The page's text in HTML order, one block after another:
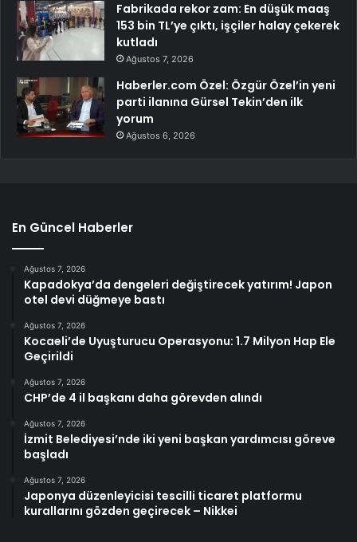
Fabrikada rekor zam: En düşük maaş
153 bin TL’ye çıktı, işçiler halay çekerek
kutladı
Ağustos 7, 2026
Haberler.com Özel: Özgür Özel’in yeni
parti ilanına Gürsel Tekin’den ilk
yorum
Ağustos 6, 2026
En Güncel Haberler
Ağustos 7, 2026
Kapadokya’da dengeleri değiştirecek yatırım! Japon
otel devi düğmeye bastı
Ağustos 7, 2026
Kocaeli’de Uyuşturucu Operasyonu: 1.7 Milyon Hap Ele
Geçirildi
Ağustos 7, 2026
CHP’de 4 il başkanı daha görevden alındı
Ağustos 7, 2026
İzmit Belediyesi’nde iki yeni başkan yardımcısı göreve
başladı
Ağustos 7, 2026
Japonya düzenleyicisi tescilli ticaret platformu
kurallarını gözden geçirecek – Nikkei